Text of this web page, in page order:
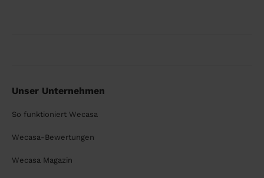
Unser Unternehmen
So funktioniert Wecasa
Wecasa-Bewertungen
Wecasa Magazin